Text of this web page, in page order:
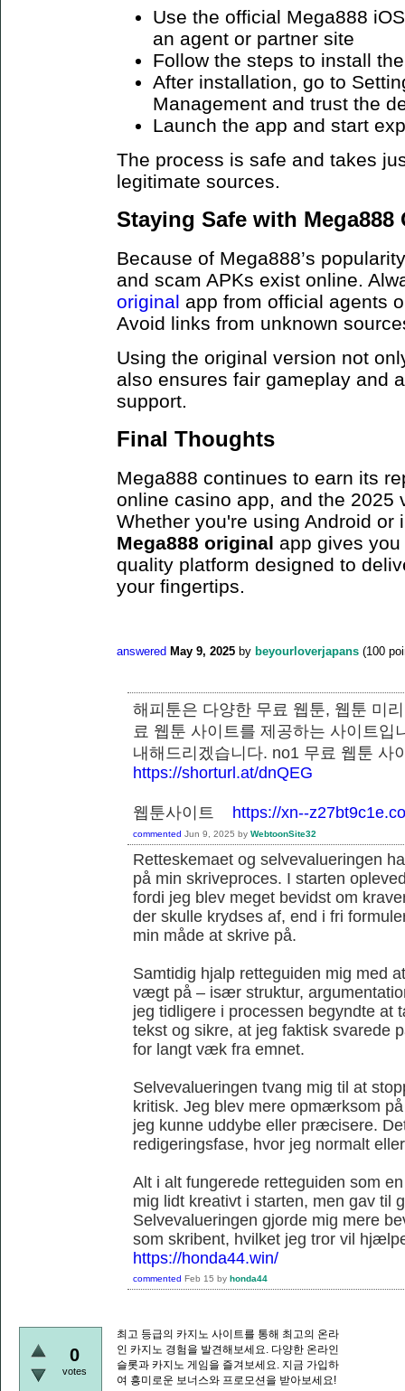
Use the official Mega888
an agent or partner site
Follow the steps to install
After installation, go to
Management and trust the
Launch the app and start
The process is safe and takes
legitimate sources.
Staying Safe with Mega888
Because of Mega888’s
and scam APKs exist online.
original app from official agents
Avoid links from unknown
Using the original version not
also ensures fair gameplay and
support.
Final Thoughts
Mega888 continues to earn its
online casino app, and the 2025
Whether you're using Android or
Mega888 original app gives
quality platform designed to
your fingertips.
answered May 9, 2025 by beyourloverjapans (100
해피툰은 다양한 무료 웹툰, 웹툰 미
료 웹툰 사이트를 제공하는 사이트
내해드리겠습니다. no1 무료 웹툰
https://shorturl.at/dnQEG
웹툰사이트 https://xn--
commented Jun 9, 2025 by WebtoonSite32
Retteskemaet og selvevalueringen
på min skriveproces. I starten
fordi jeg blev meget bevidst om
der skulle krydses af, end i fri
min måde at skrive på.
Samtidig hjalp retteguiden mig med
vægt på – især struktur,
jeg tidligere i processen begyndte at
tekst og sikre, at jeg faktisk svarede
for langt væk fra emnet.
Selvevalueringen tvang mig til at
kritisk. Jeg blev mere opmærksom
jeg kunne uddybe eller præcisere.
redigeringsfase, hvor jeg normalt
Alt i alt fungerede retteguiden som
mig lidt kreativt i starten, men gav til
Selvevalueringen gjorde mig mere
som skribent, hvilket jeg tror vil
https://honda44.win/
commented Feb 15 by honda44
0
votes
최고 등급의 카지노 사이트를 통해 최고의 온라
인 카지노 경험을 발견해보세요. 다양한 온라인
슬롯과 카지노 게임을 즐겨보세요. 지금 가입하
여 흥미로운 보너스와 프로모션을 받아보세요!